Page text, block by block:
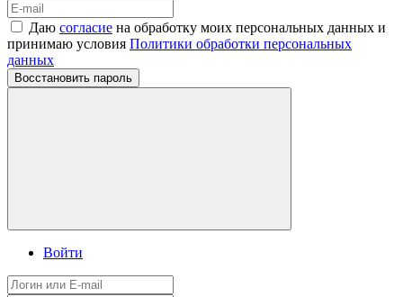
Даю согласие на обработку моих персональных данных и
принимаю условия Политики обработки персональных
данных
Восстановить пароль
Войти